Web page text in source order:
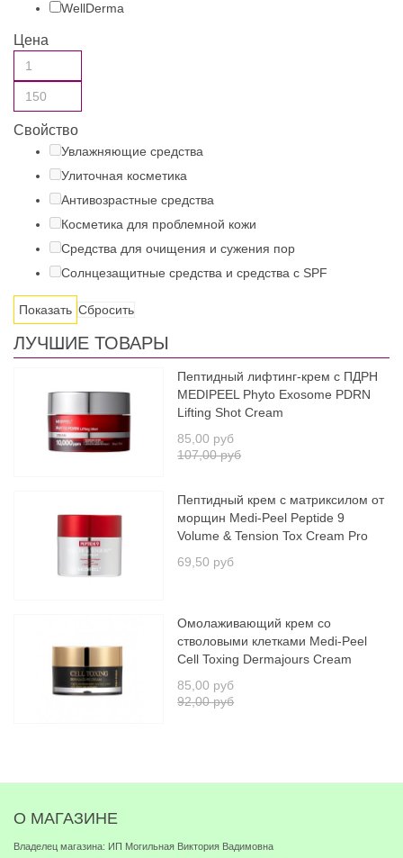
WellDerma
Цена
Свойство
Увлажняющие средства
Улиточная косметика
Антивозрастные средства
Косметика для проблемной кожи
Средства для очищения и сужения пор
Солнцезащитные средства и средства с SPF
Сбросить
ЛУЧШИЕ ТОВАРЫ
Пептидный лифтинг-крем с ПДРН
MEDIPEEL Phyto Exosome PDRN
Lifting Shot Cream
107,00 руб
85,00 руб
Пептидный крем с матриксилом от
морщин Medi-Peel Peptide 9
Volume & Tension Tox Cream Pro
69,50 руб
Омолаживающий крем со
стволовыми клетками Medi-Peel
Cell Toxing Dermajours Cream
92,00 руб
85,00 руб
О МАГАЗИНЕ
Владелец магазина: ИП Могильная Виктория Вадимовна